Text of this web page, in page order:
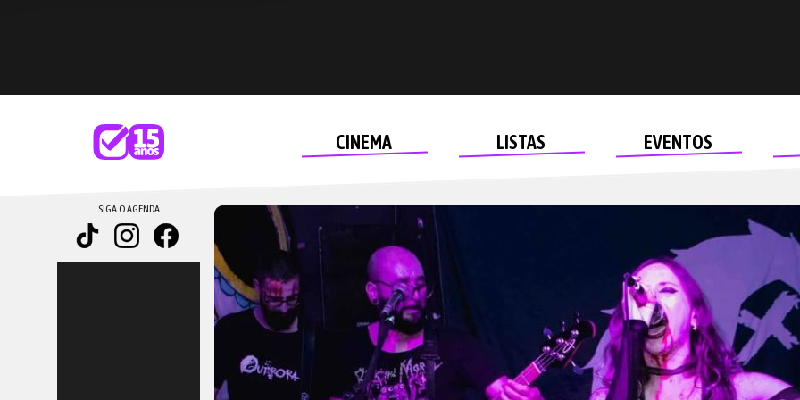
CINEMA LISTAS EVENTOS
SIGA O AGENDA